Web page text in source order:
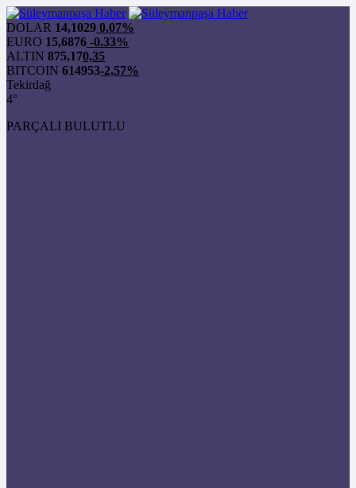
DOLAR 14,1029 0.07%
EURO 15,6876 -0.33%
ALTIN 875,170,35
BITCOIN 614953-2,57%
Tekirdağ
4°
PARÇALI BULUTLU